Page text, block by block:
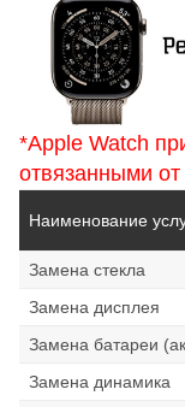
*Apple Watch
отвязанными
Наименование
Замена стекла
Замена дисплея
Замена батареи
Замена динамика